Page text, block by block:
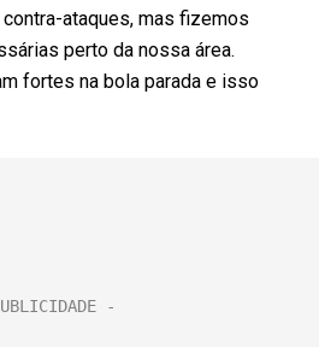
ataques, mas fizemos
perto da nossa área.
fortes na bola parada e isso